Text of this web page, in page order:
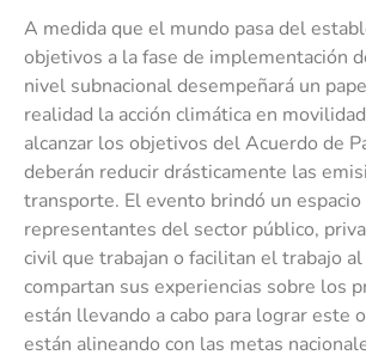
A medida que el mundo pasa del
objetivos a la fase de implementación
nivel subnacional desempeñará un
realidad la acción climática en
alcanzar los objetivos del Acuerdo de
deberán reducir drásticamente las
transporte. El evento brindó un espacio
representantes del sector público,
civil que trabajan o facilitan el trabajo
compartan sus experiencias sobre los
están llevando a cabo para lograr este
están alineando con las metas